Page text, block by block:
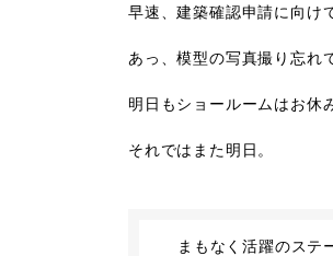
早速、建築確認申請に向け
あっ、模型の写真撮り忘
明日もショールームはお休
それではまた明日。
まもなく活躍のステ